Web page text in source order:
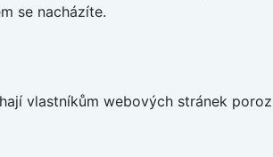
se nacházíte.
vlastníkům webových stránek